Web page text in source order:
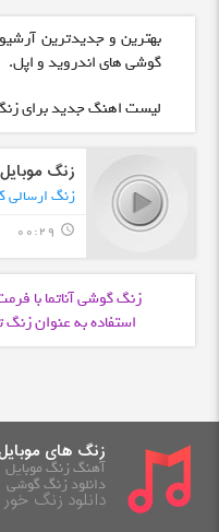
بهترین و جدیدترین
گوشی های اندروید و اپل.
لیست اهنگ جدید برای
زنگ
زنگ ارسالی
query_builder
00:29
زنگ گوشی آناتما با
استفاده به عنوان
زنگ های
آهنگ زنگ موبایل
دانلود زنگ گوشی
دانلود زنگ خور